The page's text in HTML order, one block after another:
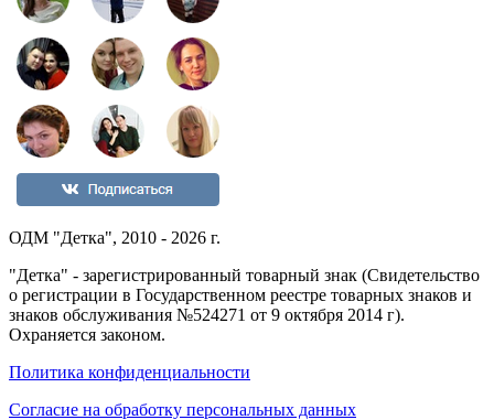
ОДМ "Детка", 2010 - 2026 г.
"Детка" - зарегистрированный товарный знак (Свидетельство
о регистрации в Государственном реестре товарных знаков и
знаков обслуживания №524271 от 9 октября 2014 г).
Охраняется законом.
Политика конфиденциальности
Согласие на обработку персональных данных